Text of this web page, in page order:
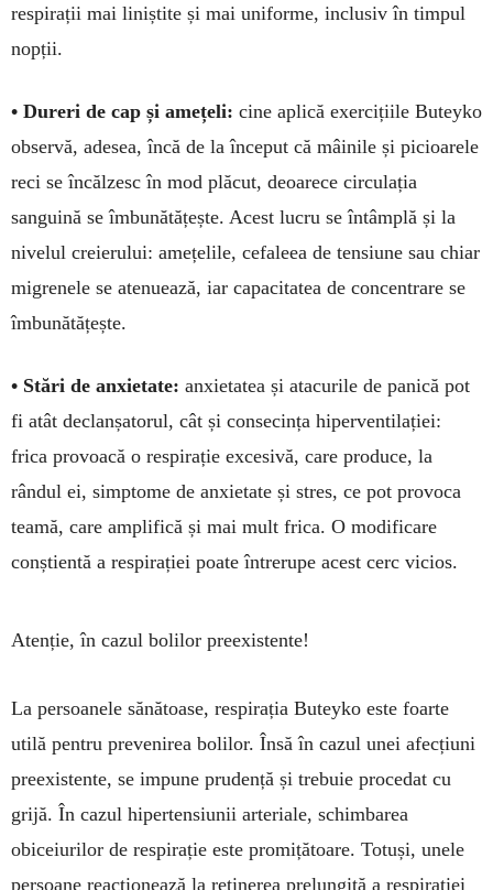
respirații mai liniș­tite și mai uniforme, inclusiv în timpul
nopții.
• Dureri de cap și amețeli: cine aplică exer­cițiile Buteyko
observă, adesea, încă de la în­ceput că mâinile și picioarele
reci se încălzesc în mod plăcut, deoarece circulația
sanguină se îmbu­nătă­țește. Acest lucru se întâmplă și la
nivelul creie­ru­lui: amețelile, cefaleea de tensiune sau chiar
mi­gre­­nele se atenuează, iar capacitatea de concentrare se
îmbunătățește.
• Stări de anxietate: anxietatea și atacurile de panică pot
fi atât declanșatorul, cât și conse­cința hiperventilației:
frica provoacă o respirație exce­sivă, care produce, la
rândul ei, simptome de an­xietate și stres, ce pot provoca
teamă, care am­pli­fică și mai mult frica. O modificare
conștientă a respirației poate întrerupe acest cerc vicios.
Atenție, în cazul bolilor preexistente!
La persoanele sănătoase, respirația Buteyko este foarte
utilă pentru prevenirea bolilor. Însă în cazul unei afecțiuni
preexistente, se impune prudență și trebuie procedat cu
grijă. În cazul hipertensiunii arteriale, schimbarea
obiceiurilor de respirație este promițătoare. Totuși, unele
persoane reacționează la reținerea prelungită a respirației